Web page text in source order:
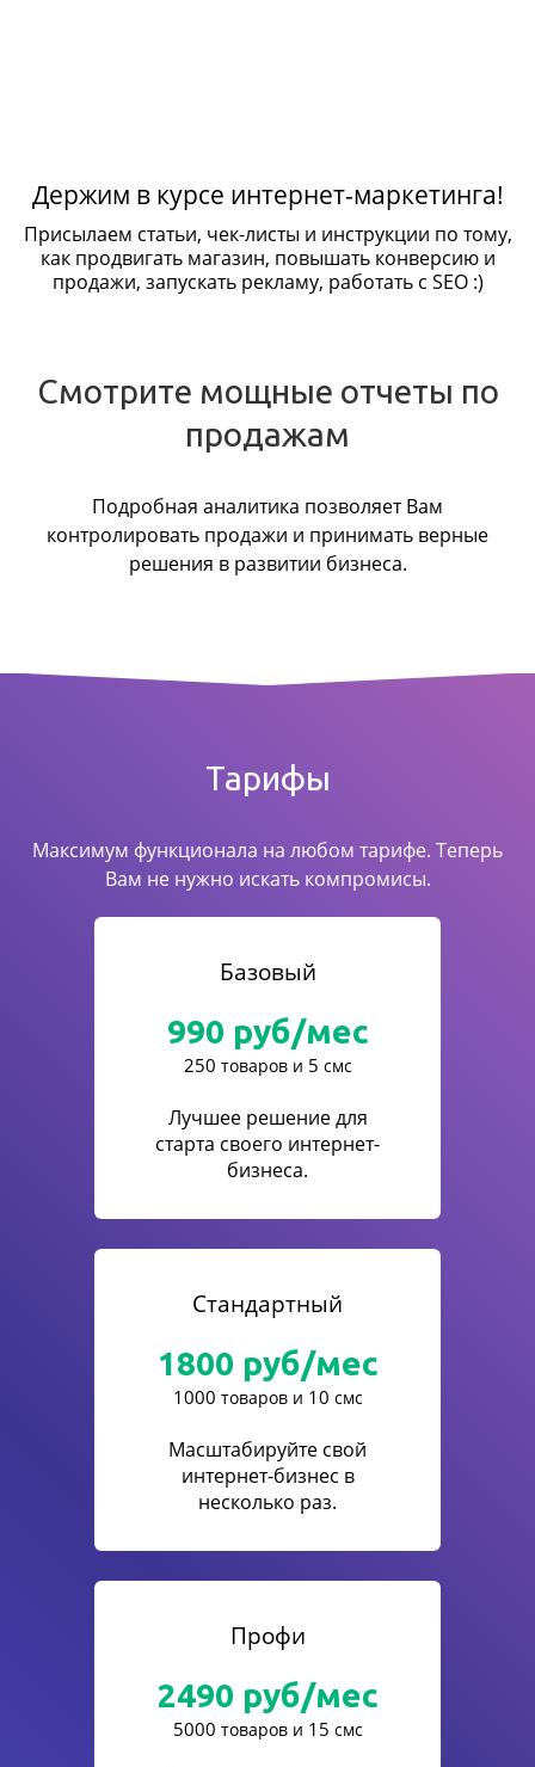
Держим в курсе интернет-маркетинга!
Присылаем статьи, чек-листы и инструкции по тому,
как продвигать магазин, повышать конверсию и
продажи, запускать рекламу, работать с SEO :)
Смотрите мощные отчеты по
продажам
Подробная аналитика позволяет Вам
контролировать продажи и принимать верные
решения в развитии бизнеса.
Тарифы
Максимум функционала на любом тарифе. Теперь
Вам не нужно искать компромисы.
Базовый
990 руб/мес
250 товаров и 5 смс
Лучшее решение для
старта своего интернет-
бизнеса.
Стандартный
1800 руб/мес
1000 товаров и 10 смс
Масштабируйте свой
интернет-бизнес в
несколько раз.
Профи
2490 руб/мес
5000 товаров и 15 смс